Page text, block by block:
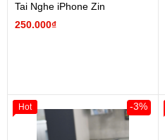
Tai Nghe iPhone Zin
250.000₫
-3%
Hot